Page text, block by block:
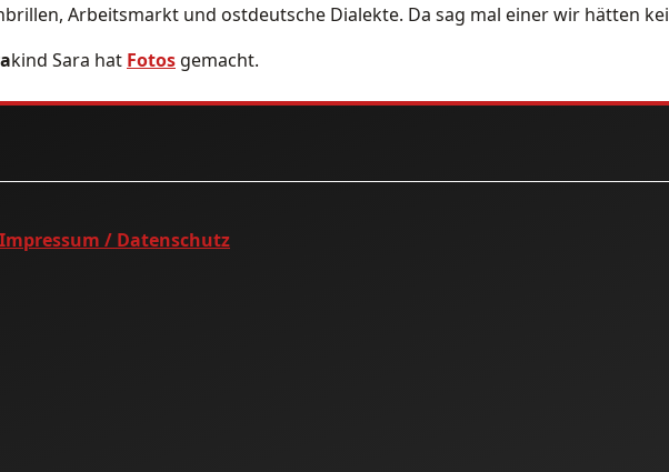
Arbeitsmarkt und ostdeutsche Dialekte. Da sag mal einer wir hätten
kind Sara hat Fotos gemacht.
/ Datenschutz